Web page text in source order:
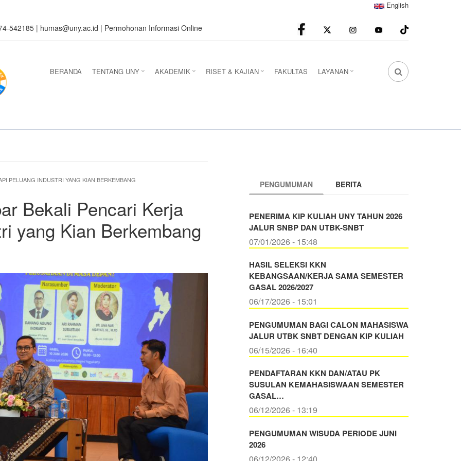
English
542185 | humas@uny.ac.id | Permohonan Informasi Online facebook Instagram youtube
FA
BERANDA TENTANG UNY AKADEMIK RISET & KAJIAN FAKULTAS LAYANAN
PELUANG INDUSTRI YANG KIAN BERKEMBANG
Bekali Pencari Kerja
yang Kian Berkembang
PENGUMUMAN BERITA
PENERIMA KIP KULIAH UNY TAHUN 2026
JALUR SNBP DAN UTBK-SNBT
07/01/2026 - 15:48
HASIL SELEKSI KKN
KEBANGSAAN/KERJA SAMA SEMESTER
GASAL 2026/2027
06/17/2026 - 15:01
PENGUMUMAN BAGI CALON MAHASISWA
JALUR UTBK SNBT DENGAN KIP KULIAH
06/15/2026 - 16:40
PENDAFTARAN KKN DAN/ATAU PK
SUSULAN KEMAHASISWAAN SEMESTER
GASAL…
06/12/2026 - 13:19
PENGUMUMAN WISUDA PERIODE JUNI
2026